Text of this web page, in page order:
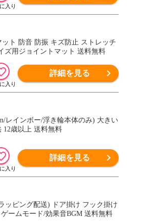
ト 防音 防振 キズ防止 ストレッチ
ズ用ジョイントマット 送料無料
詳細を見る
レインボー/浮き輪本体のみ) 大きい
12歳以上 送料無料
詳細を見る
ッピング配送) ドア掛け フック掛け
ームモード/効果音BGM 送料無料